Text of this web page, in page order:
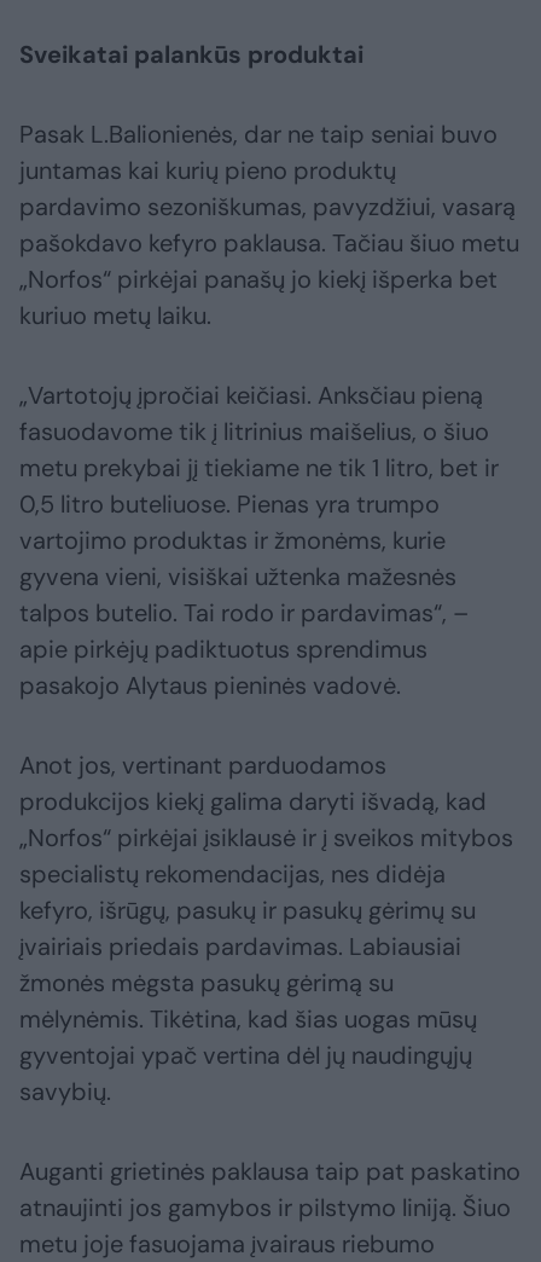
Sveikatai palankūs produktai
Pasak L.Balionienės, dar ne taip seniai buvo
juntamas kai kurių pieno produktų
pardavimo sezoniškumas, pavyzdžiui, vasarą
pašokdavo kefyro paklausa. Tačiau šiuo metu
„Norfos“ pirkėjai panašų jo kiekį išperka bet
kuriuo metų laiku.
„Vartotojų įpročiai keičiasi. Anksčiau pieną
fasuodavome tik į litrinius maišelius, o šiuo
metu prekybai jį tiekiame ne tik 1 litro, bet ir
0,5 litro buteliuose. Pienas yra trumpo
vartojimo produktas ir žmonėms, kurie
gyvena vieni, visiškai užtenka mažesnės
talpos butelio. Tai rodo ir pardavimas“, –
apie pirkėjų padiktuotus sprendimus
pasakojo Alytaus pieninės vadovė.
Anot jos, vertinant parduodamos
produkcijos kiekį galima daryti išvadą, kad
„Norfos“ pirkėjai įsiklausė ir į sveikos mitybos
specialistų rekomendacijas, nes didėja
kefyro, išrūgų, pasukų ir pasukų gėrimų su
įvairiais priedais pardavimas. Labiausiai
žmonės mėgsta pasukų gėrimą su
mėlynėmis. Tikėtina, kad šias uogas mūsų
gyventojai ypač vertina dėl jų naudingųjų
savybių.
Auganti grietinės paklausa taip pat paskatino
atnaujinti jos gamybos ir pilstymo liniją. Šiuo
metu joje fasuojama įvairaus riebumo